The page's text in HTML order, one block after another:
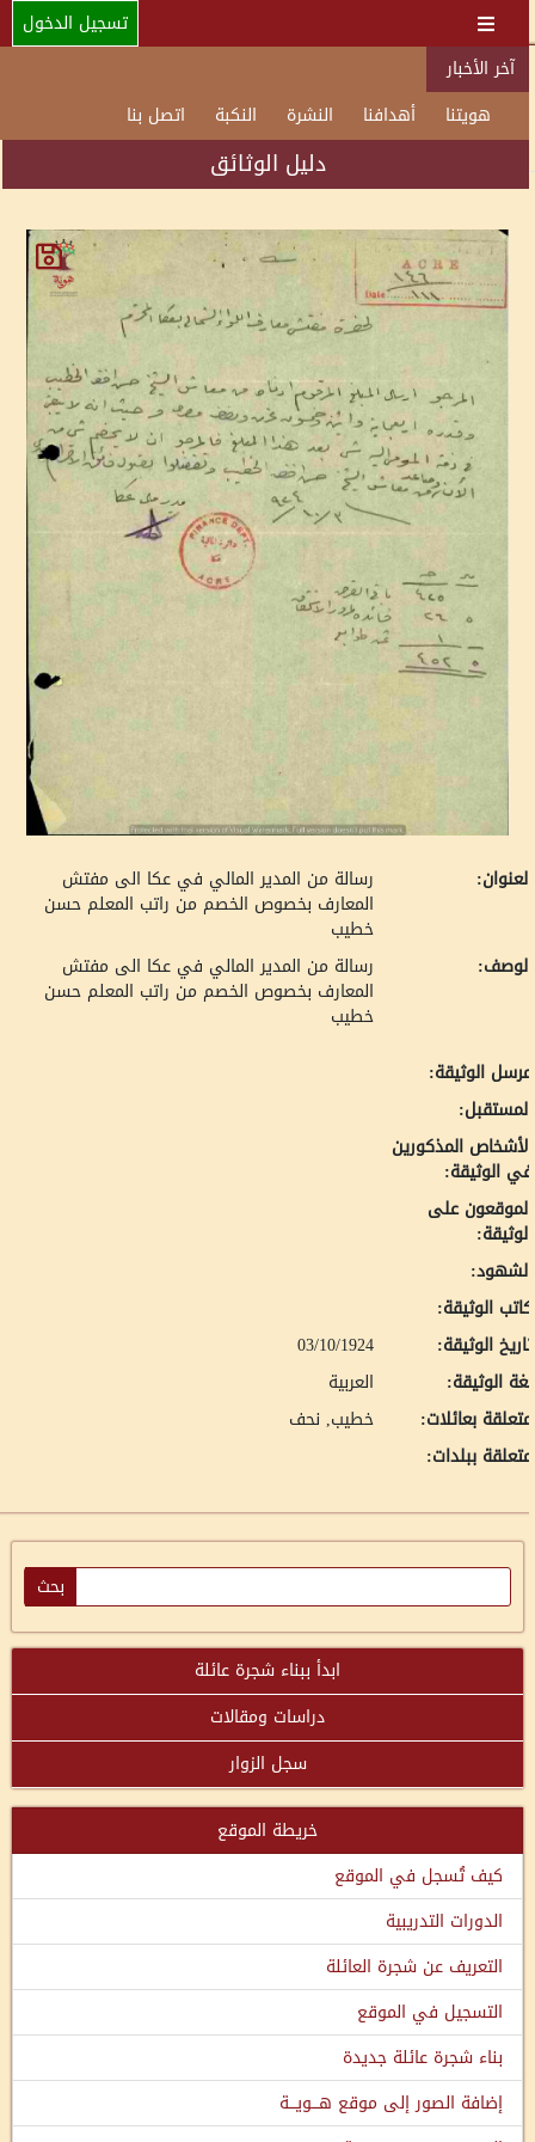
تسجيل الدخول
آخر الأخبار
هويتنا
أهدافنا النشرة النكبة اتصل بنا
دليل الوثائق
رسالة من المدير المالي في عكا الى مفتش
المعارف بخصوص الخصم من راتب المعلم حسن
خطيب
رسالة من المدير المالي في عكا الى مفتش
المعارف بخصوص الخصم من راتب المعلم حسن
خطيب
الوثيقة:
المذكورين
الوثيقة:
على
الوثيقة:
الوثيقة:
03/10/1924
الوثيقة:
العربية
بعائلات:
خطيب, نحف
ببلدات:
ابدأ ببناء شجرة عائلة
دراسات ومقالات
سجل الزوار
خريطة الموقع
كيف تُسجل في الموقع
الدورات التدريبية
التعريف عن شجرة العائلة
التسجيل في الموقع
بناء شجرة عائلة جديدة
إضافة الصور إلى موقع هـــويـــة